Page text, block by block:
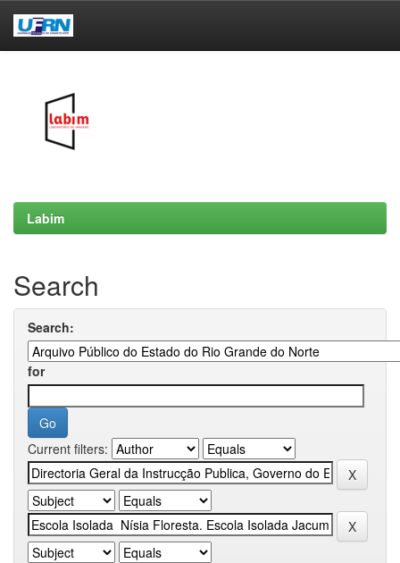
Labim
Search
Search:
for
Current filters: